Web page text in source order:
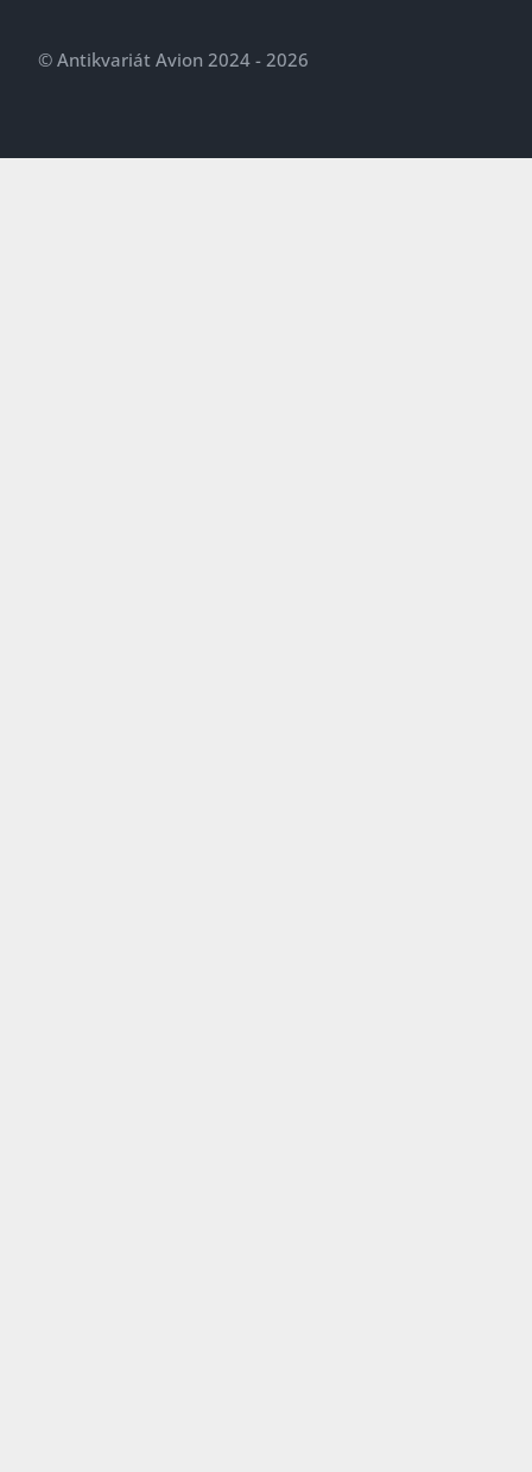
© Antikvariát Avion 2024 - 2026